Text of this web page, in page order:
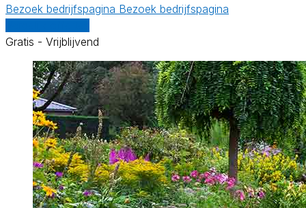
Bezoek bedrijfspagina Bezoek bedrijfspagina
Gratis - Vrijblijvend